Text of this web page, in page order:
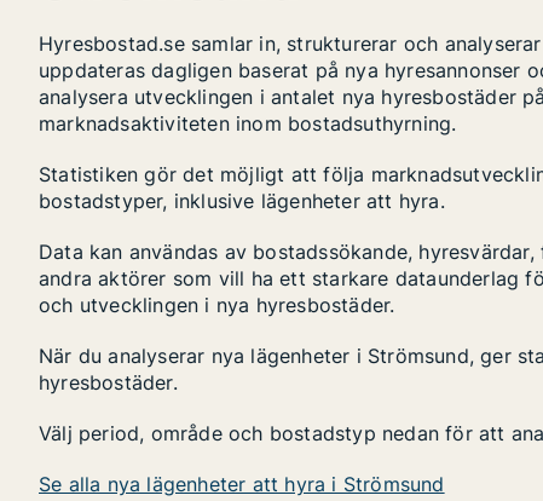
Hyresbostad.se samlar in, strukturerar och
uppdateras dagligen baserat på nya hyresannonser
analysera utvecklingen i antalet nya hyresbostäder
marknadsaktiviteten inom bostadsuthyrning.
Statistiken gör det möjligt att följa
bostadstyper, inklusive lägenheter att hyra.
Data kan användas av bostadssökande,
andra aktörer som vill ha ett starkare dataunderlag
och utvecklingen i nya hyresbostäder.
När du analyserar nya lägenheter i Strömsund, ger
hyresbostäder.
Välj period, område och bostadstyp nedan för att
Se alla nya lägenheter att hyra i Strömsund